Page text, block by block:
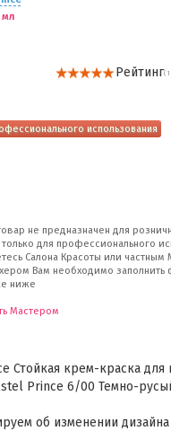
мл
Рейтинг( 1
использования
не предназначен для
для профессионального
Салона Красоты или частным
Вам необходимо
ниже
Мастером
Стойкая крем-краска для
Prince 6/00 Темно-
об изменении